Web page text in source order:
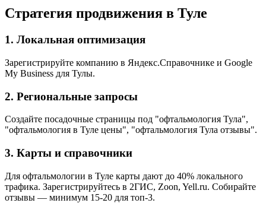
Стратегия продвижения в Туле
1. Локальная оптимизация
Зарегистрируйте компанию в Яндекс.Справочнике и Google
My Business для Тулы.
2. Региональные запросы
Создайте посадочные страницы под "офтальмология Тула",
"офтальмология в Туле цены", "офтальмология Тула отзывы".
3. Карты и справочники
Для офтальмологии в Туле карты дают до 40% локального
трафика. Зарегистрируйтесь в 2ГИС, Zoon, Yell.ru. Собирайте
отзывы — минимум 15-20 для топ-3.